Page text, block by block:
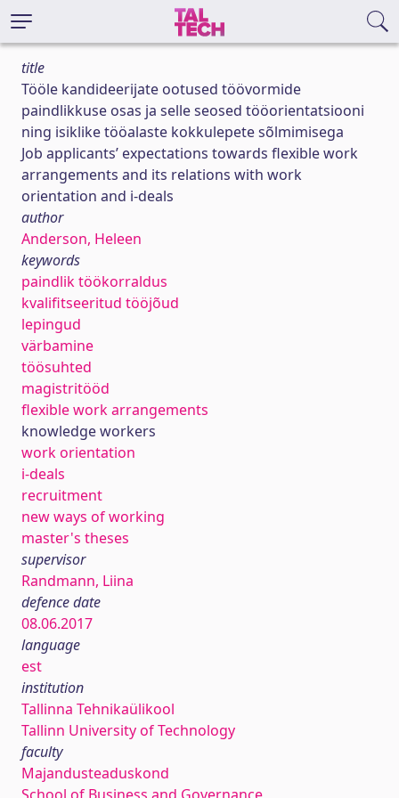
title
Tööle kandideerijate ootused töövormide
paindlikkuse osas ja selle seosed tööorientatsiooni
ning isiklike tööalaste kokkulepete sõlmimisega
Job applicants’ expectations towards flexible work
arrangements and its relations with work
orientation and i-deals
author
Anderson, Heleen
keywords
paindlik töökorraldus
kvalifitseeritud tööjõud
lepingud
värbamine
töösuhted
magistritööd
flexible work arrangements
knowledge workers
work orientation
i-deals
recruitment
new ways of working
master's theses
supervisor
Randmann, Liina
defence date
08.06.2017
language
est
institution
Tallinna Tehnikaülikool
Tallinn University of Technology
faculty
Majandusteaduskond